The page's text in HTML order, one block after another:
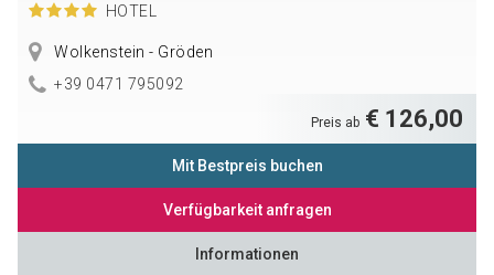
HOTEL
Wolkenstein - Gröden
+39 0471 795092
Preis ab € 126,00
Mit Bestpreis buchen
Verfügbarkeit anfragen
Informationen